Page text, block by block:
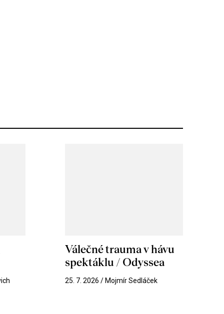
Válečné trauma v hávu
spektáklu / Odyssea
25. 7. 2026 / Mojmír Sedláček